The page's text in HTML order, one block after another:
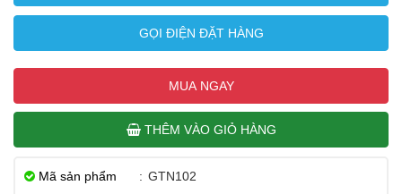
GỌI ĐIỆN ĐẶT HÀNG
MUA NGAY
THÊM VÀO GIỎ HÀNG
Mã sản phẩm : GTN102